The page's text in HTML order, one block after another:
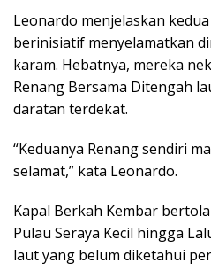
Leonardo menjelaskan
berinisiatif menyelamatkan
karam. Hebatnya, mereka
Renang Bersama Ditengah
daratan terdekat.
“Keduanya Renang sendiri
selamat,” kata Leonardo.
Kapal Berkah Kembar
Pulau Seraya Kecil hingga
laut yang belum diketahui